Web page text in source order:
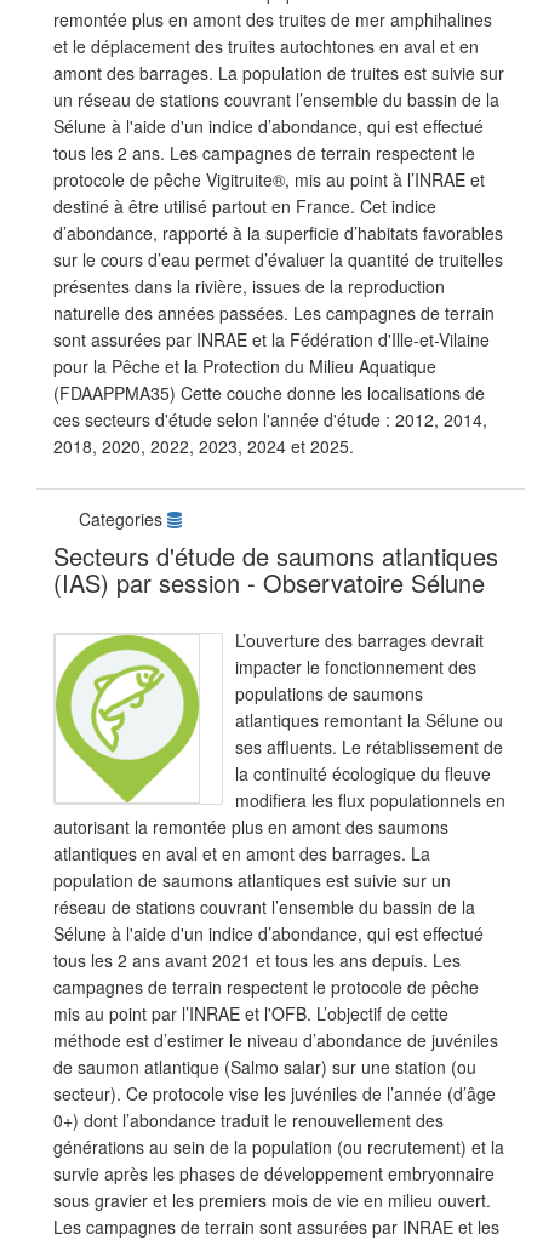
remontée plus en amont des truites de mer amphihalines
et le déplacement des truites autochtones en aval et en
amont des barrages. La population de truites est suivie sur
un réseau de stations couvrant l’ensemble du bassin de la
Sélune à l'aide d'un indice d’abondance, qui est effectué
tous les 2 ans. Les campagnes de terrain respectent le
protocole de pêche Vigitruite®, mis au point à l’INRAE et
destiné à être utilisé partout en France. Cet indice
d’abondance, rapporté à la superficie d’habitats favorables
sur le cours d’eau permet d’évaluer la quantité de truitelles
présentes dans la rivière, issues de la reproduction
naturelle des années passées. Les campagnes de terrain
sont assurées par INRAE et la Fédération d'Ille-et-Vilaine
pour la Pêche et la Protection du Milieu Aquatique
(FDAAPPMA35) Cette couche donne les localisations de
ces secteurs d'étude selon l'année d'étude : 2012, 2014,
2018, 2020, 2022, 2023, 2024 et 2025.
Categories
Secteurs d'étude de saumons atlantiques
(IAS) par session - Observatoire Sélune
L’ouverture des barrages devrait
impacter le fonctionnement des
populations de saumons
atlantiques remontant la Sélune ou
ses affluents. Le rétablissement de
la continuité écologique du fleuve
modifiera les flux populationnels en
autorisant la remontée plus en amont des saumons
atlantiques en aval et en amont des barrages. La
population de saumons atlantiques est suivie sur un
réseau de stations couvrant l’ensemble du bassin de la
Sélune à l'aide d'un indice d’abondance, qui est effectué
tous les 2 ans avant 2021 et tous les ans depuis. Les
campagnes de terrain respectent le protocole de pêche
mis au point par l’INRAE et l'OFB. L’objectif de cette
méthode est d’estimer le niveau d’abondance de juvéniles
de saumon atlantique (Salmo salar) sur une station (ou
secteur). Ce protocole vise les juvéniles de l’année (d’âge
0+) dont l’abondance traduit le renouvellement des
générations au sein de la population (ou recrutement) et la
survie après les phases de développement embryonnaire
sous gravier et les premiers mois de vie en milieu ouvert.
Les campagnes de terrain sont assurées par INRAE et les